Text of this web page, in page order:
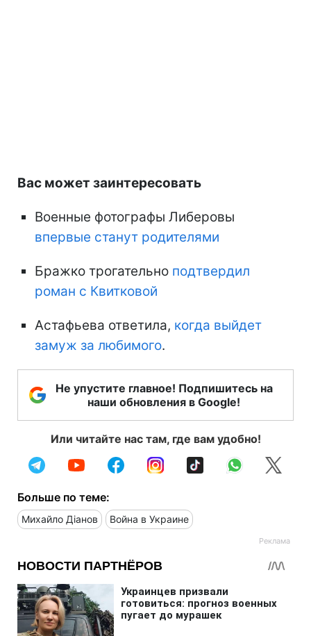
Вас может заинтересовать
Военные фотографы Либеровы
впервые станут родителями
Бражко трогательно подтвердил
роман с Квитковой
Астафьева ответила, когда выйдет
замуж за любимого.
Не упустите главное! Подпишитесь на
наши обновления в Google!
Или читайте нас там, где вам удобно!
Больше по теме:
Михайло Діанов Война в Украине